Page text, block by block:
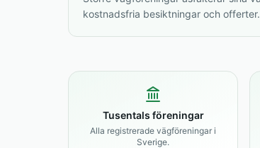
kostnadsfria besiktningar och offerter.
Tusentals föreningar
Alla registrerade vägföreningar i
Sverige.